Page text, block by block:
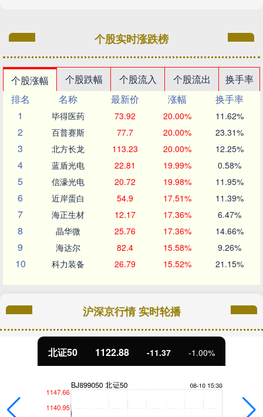
个股实时涨跌榜
个股涨幅 个股跌幅 个股流入 个股流出
换手率
排名
名称 最新价 涨幅
换手率
1
毕得医药 73.92 20.00% 11.62%
2 百普赛斯 77.7 20.00% 23.31%
3 北方长龙 113.23 20.00% 12.25%
4 蓝盾光电 22.81 19.99% 0.58%
5 信濠光电 20.72 19.98% 11.95%
6 近岸蛋白 54.9 17.51% 11.39%
7 海正生材 12.17 17.36% 6.47%
8 晶华微 25.76 17.36% 14.66%
9 海达尔 82.4 15.58% 9.26%
10 科力装备 26.79 15.52% 21.15%
沪深京行情 实时轮播
北证50 1122.88 -11.37 -1.00%